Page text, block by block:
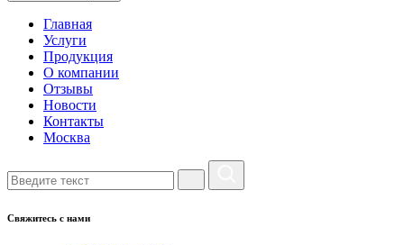
Главная
Услуги
Продукция
О компании
Отзывы
Новости
Контакты
Москва
Свяжитесь с нами